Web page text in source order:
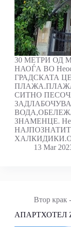
30 МЕТРИ ОД
НАОЃА ВО
ГРАДСКАТА
СИТНО
ЗНАМЕНЦЕ.
13 Mar
Втор крак
АПАРТХОТЕЛ